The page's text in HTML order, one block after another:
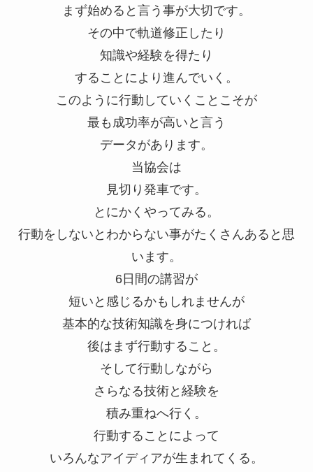
まず始めると言う事が大切です。
その中で軌道修正したり
知識や経験を得たり
することにより進んでいく。
このように行動していくことこそが
最も成功率が高いと言う
データがあります。
当協会は
見切り発車です。
とにかくやってみる。
行動をしないとわからない事がたくさんあると思
います。
6日間の講習が
短いと感じるかもしれませんが
基本的な技術知識を身につければ
後はまず行動すること。
そして行動しながら
さらなる技術と経験を
積み重ねへ行く。
行動することによって
いろんなアイディアが生まれてくる。